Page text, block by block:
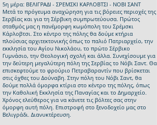
5η μέρα: ΒΕΛΙΓΡΑΔΙ - ΣΡΕΜΣΚΙ ΚΑΡΛΟΒΤΣΙ - ΝΟΒΙ ΣΑΝΤ
Μετά το πρόγευμα αναχώρηση για τις βόρειες περιοχές της
Σερβίας και για τη Σέρβικη συμπρωτεύουσα. Πρώτος
σταθμός μας η πανέμορφη κωμόπολη του Σρέμσκι
Κάρλοβτσι. Στο κέντρο της πόλης θα δούμε κτήρια
πλούσιας αρχιτεκτονικής όπως το παλιό Πατριαρχείο, την
εκκλησία του Αγίου Νικολάου, το πρώτο Σέρβικο
Γυμνάσιο, την Θεολογική σχολή και άλλα. Συνεχίσουμε για
την δεύτερη μεγαλύτερη πόλη της Σερβίας το Νόβι Σαντ. Θα
επισκεφτούμε το φρούριο Πετραβαραντίν που βρίσκεται
στις όχθες του Δούναβη. Στην πόλη του Νόβι Σαντ, θα
δούμε πολλά όμορφα κτίρια στο κέντρο της πόλης, όπως
την Καθολική Εκκλησία της Παναγίας και το Δημαρχείο.
Χρόνος ελεύθερος για να κάνετε τις βόλτες σας στην
όμορφη αυτή πόλη. Επιστροφή στο ξενοδοχείο μας στο
Βελιγράδι. Διανυκτέρευση.